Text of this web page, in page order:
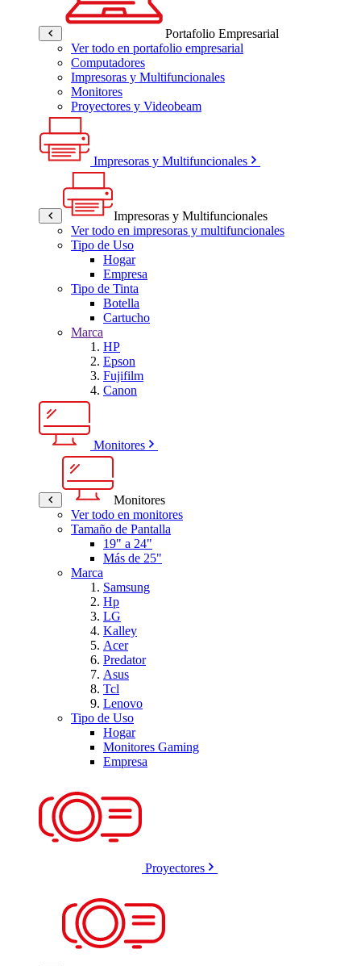
Portafolio Empresarial
Ver todo en portafolio empresarial
Computadores
Impresoras y Multifuncionales
Monitores
Proyectores y Videobeam
Impresoras y Multifuncionales
Impresoras y Multifuncionales
Ver todo en impresoras y multifuncionales
Tipo de Uso
Hogar
Empresa
Tipo de Tinta
Botella
Cartucho
Marca
HP
Epson
Fujifilm
Canon
Monitores
Monitores
Ver todo en monitores
Tamaño de Pantalla
19" a 24"
Más de 25"
Marca
Samsung
Hp
LG
Kalley
Acer
Predator
Asus
Tcl
Lenovo
Tipo de Uso
Hogar
Monitores Gaming
Empresa
Proyectores